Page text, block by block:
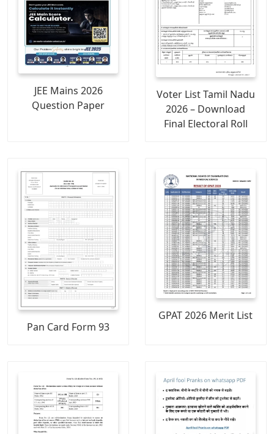
JEE Mains 2026
Question Paper
Voter List Tamil Nadu
2026 – Download
Final Electoral Roll
Pan Card Form 93
GPAT 2026 Merit List